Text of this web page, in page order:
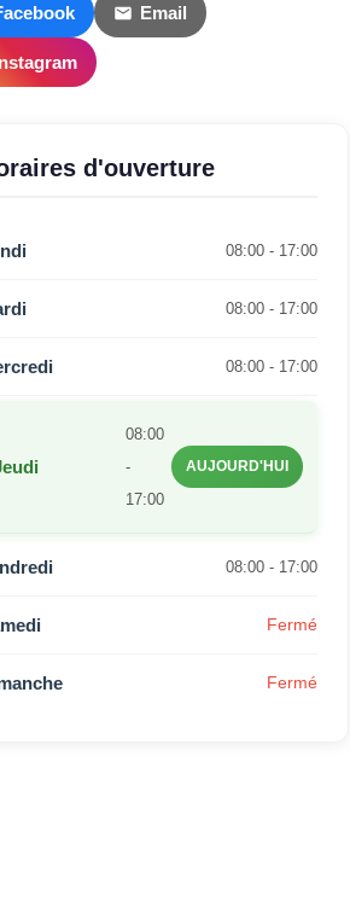
Email
d'ouverture
08:00 - 17:00
08:00 - 17:00
08:00 - 17:00
08:00
-
17:00
AUJOURD'HUI
08:00 - 17:00
Fermé
Fermé